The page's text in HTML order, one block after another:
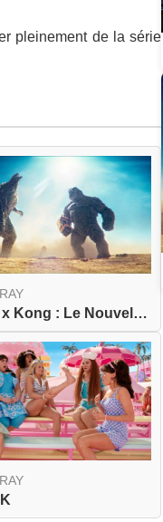
pleinement de la série
Godzilla x Kong : Le Nouvel Empire 4K